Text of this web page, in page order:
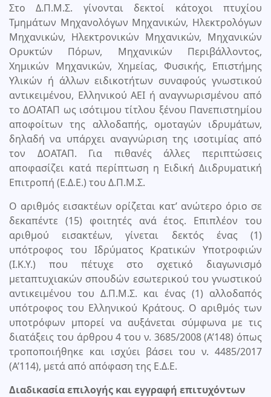
Στο Δ.Π.Μ.Σ. γίνονται δεκτοί κάτοχοι πτυχίου
Τμημάτων Μηχανολόγων Μηχανικών, Ηλεκτρολόγων
Μηχανικών, Ηλεκτρονικών Μηχανικών, Μηχανικών
Ορυκτών Πόρων, Μηχανικών Περιβάλλοντος,
Χημικών Μηχανικών, Χημείας, Φυσικής, Επιστήμης
Υλικών ή άλλων ειδικοτήτων συναφούς γνωστικού
αντικειμένου, Ελληνικού ΑΕΙ ή αναγνωρισμένου από
το ΔΟΑΤΑΠ ως ισότιμου τίτλου ξένου Πανεπιστημίου
αποφοίτων της αλλοδαπής, ομοταγών ιδρυμάτων,
δηλαδή να υπάρχει αναγνώριση της ισοτιμίας από
τον ΔΟΑΤΑΠ. Για πιθανές άλλες περιπτώσεις
αποφασίζει κατά περίπτωση η Ειδική Διιδρυματική
Επιτροπή (Ε.Δ.Ε.) του Δ.Π.Μ.Σ.
Ο αριθμός εισακτέων ορίζεται κατ’ ανώτερο όριο σε
δεκαπέντε (15) φοιτητές ανά έτος. Επιπλέον του
αριθμού εισακτέων, γίνεται δεκτός ένας (1)
υπότροφος του Ιδρύματος Κρατικών Υποτροφιών
(Ι.Κ.Υ.) που πέτυχε στο σχετικό διαγωνισμό
μεταπτυχιακών σπουδών εσωτερικού του γνωστικού
αντικειμένου του Δ.Π.Μ.Σ. και ένας (1) αλλοδαπός
υπότροφος του Ελληνικού Κράτους. Ο αριθμός των
υποτρόφων μπορεί να αυξάνεται σύμφωνα με τις
διατάξεις του άρθρου 4 του ν. 3685/2008 (Α’148) όπως
τροποποιήθηκε και ισχύει βάσει τoυ ν. 4485/2017
(Α’114), μετά από απόφαση της Ε.Δ.Ε.
Διαδικασία επιλογής και εγγραφή επιτυχόντων